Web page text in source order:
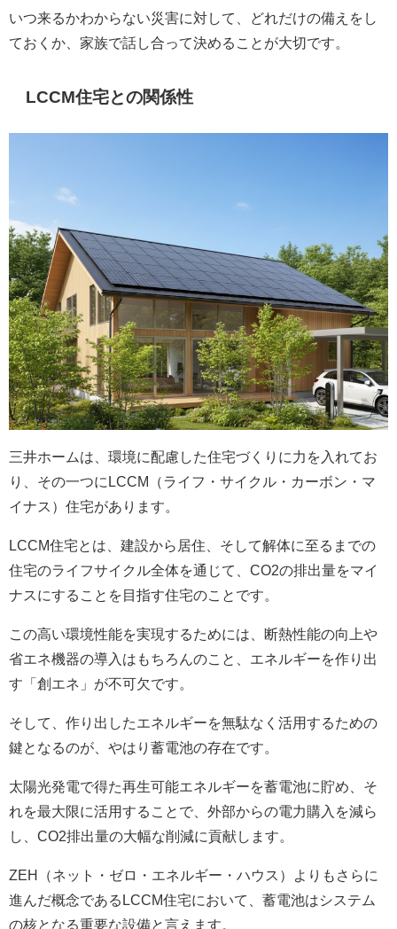
いつ来るかわからない災害に対して、どれだけの備えをし
ておくか、家族で話し合って決めることが大切です。
LCCM住宅との関係性
三井ホームは、環境に配慮した住宅づくりに力を入れてお
り、その一つにLCCM（ライフ・サイクル・カーボン・マ
イナス）住宅があります。
LCCM住宅とは、建設から居住、そして解体に至るまでの
住宅のライフサイクル全体を通じて、CO2の排出量をマイ
ナスにすることを目指す住宅のことです。
この高い環境性能を実現するためには、断熱性能の向上や
省エネ機器の導入はもちろんのこと、エネルギーを作り出
す「創エネ」が不可欠です。
そして、作り出したエネルギーを無駄なく活用するための
鍵となるのが、やはり蓄電池の存在です。
太陽光発電で得た再生可能エネルギーを蓄電池に貯め、そ
れを最大限に活用することで、外部からの電力購入を減ら
し、CO2排出量の大幅な削減に貢献します。
ZEH（ネット・ゼロ・エネルギー・ハウス）よりもさらに
進んだ概念であるLCCM住宅において、蓄電池はシステム
の核となる重要な設備と言えます。